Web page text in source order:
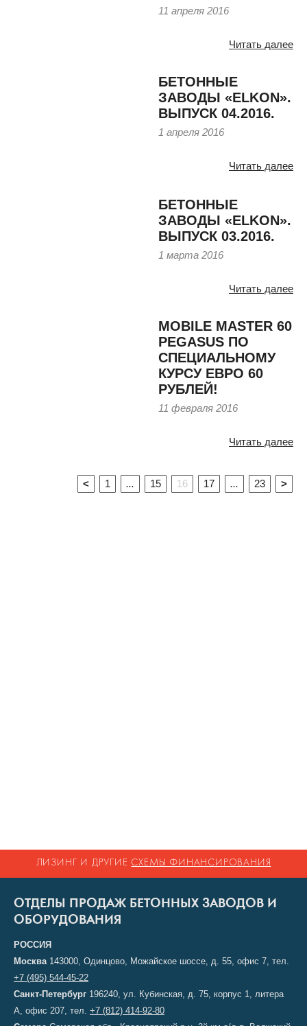
11 апреля 2016
Читать далее
БЕТОННЫЕ
ЗАВОДЫ «ELKON».
ВЫПУСК 04.2016.
1 апреля 2016
Читать далее
БЕТОННЫЕ
ЗАВОДЫ «ELKON».
ВЫПУСК 03.2016.
1 марта 2016
Читать далее
MOBILE MASTER 60
PEGASUS ПО
СПЕЦИАЛЬНОМУ
КУРСУ ЕВРО 60
РУБЛЕЙ!
11 февраля 2016
Читать далее
< 1 ... 15 16 17 ... 23 >
ЛИЗИНГ И ДРУГИЕ СХЕМЫ ФИНАНСИРОВАНИЯ
ОТДЕЛЫ ПРОДАЖ БЕТОННЫХ ЗАВОДОВ И
ОБОРУДОВАНИЯ
РОССИЯ
Москва143000, Одинцово, Можайское шоссе, д. 55, офис 7, тел.
+7 (495) 544-45-22
Санкт-Петербург 196240, ул. Кубинская, д. 75, корпус 1, литера
А, офис 207, тел. +7 (812) 414-92-80